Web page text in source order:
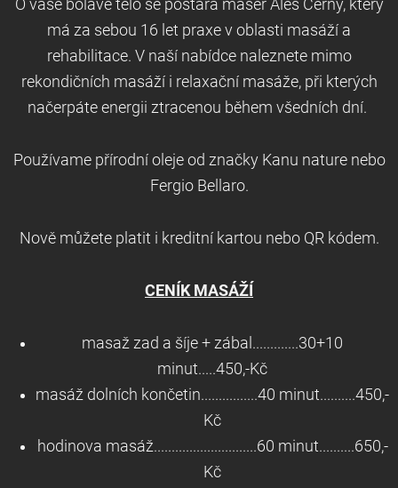
O vaše bolavé tělo se postará masér Aleš Černý, který
má za sebou 16 let praxe v oblasti masáží a
rehabilitace. V naší nabídce naleznete mimo
rekondičních masáží i relaxační masáže, při kterých
načerpáte energii ztracenou během všedních dní.
Používame přírodní oleje od značky Kanu nature nebo
Fergio Bellaro.
Nově můžete platit i kreditní kartou nebo QR kódem.
CENÍK MASÁŽÍ
masaž zad a šíje + zábal.............30+10
minut.....450,-Kč
masáž dolních končetin................40 minut..........450,-
Kč
hodinova masáž.............................60 minut..........650,-
Kč